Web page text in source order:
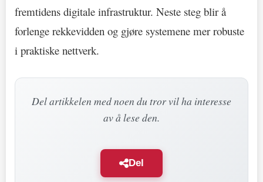
fremtidens digitale infrastruktur. Neste steg blir å
forlenge rekkevidden og gjøre systemene mer robuste
i praktiske nettverk.
Del artikkelen med noen du tror vil ha interesse
av å lese den.
Del